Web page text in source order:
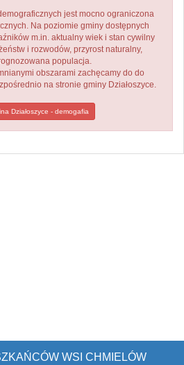
jest mocno ograniczona
Na poziomie gminy dostępnych
m.in. aktualny wiek i stan cywilny
i rozwodów, przyrost naturalny,
populacja.
obszarami zachęcamy do do
na stronie gminy Działoszyce.
Działoszyce - demogafia
WSI CHMIELÓW